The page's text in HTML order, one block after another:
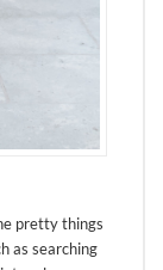
pretty things
as searching